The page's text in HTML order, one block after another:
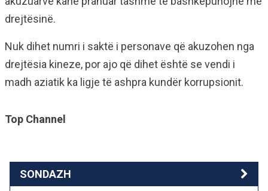
drejtësinë.
Nuk dihet numri i saktë i personave që akuzohen nga
drejtësia kineze, por ajo që dihet është se vendi i
madh aziatik ka ligje të ashpra kundër korrupsionit.
Top Channel
SONDAZH